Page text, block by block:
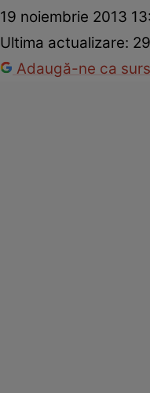
19 noiembrie 2013
Ultima actualizare:
Adaugă-ne ca